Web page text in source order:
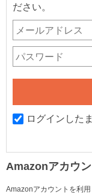
ださい。
ログインした
Amazonアカウ
Amazonアカウントを利用